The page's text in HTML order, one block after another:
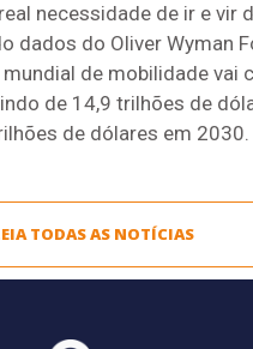
necessidade de ir e vir
dados do Oliver Wyman
de mobilidade vai
de 14,9 trilhões de
de dólares em 2030.
TODAS AS NOTÍCIAS